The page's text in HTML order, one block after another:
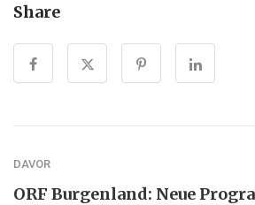
Share
DAVOR
ORF Burgenland: Neue